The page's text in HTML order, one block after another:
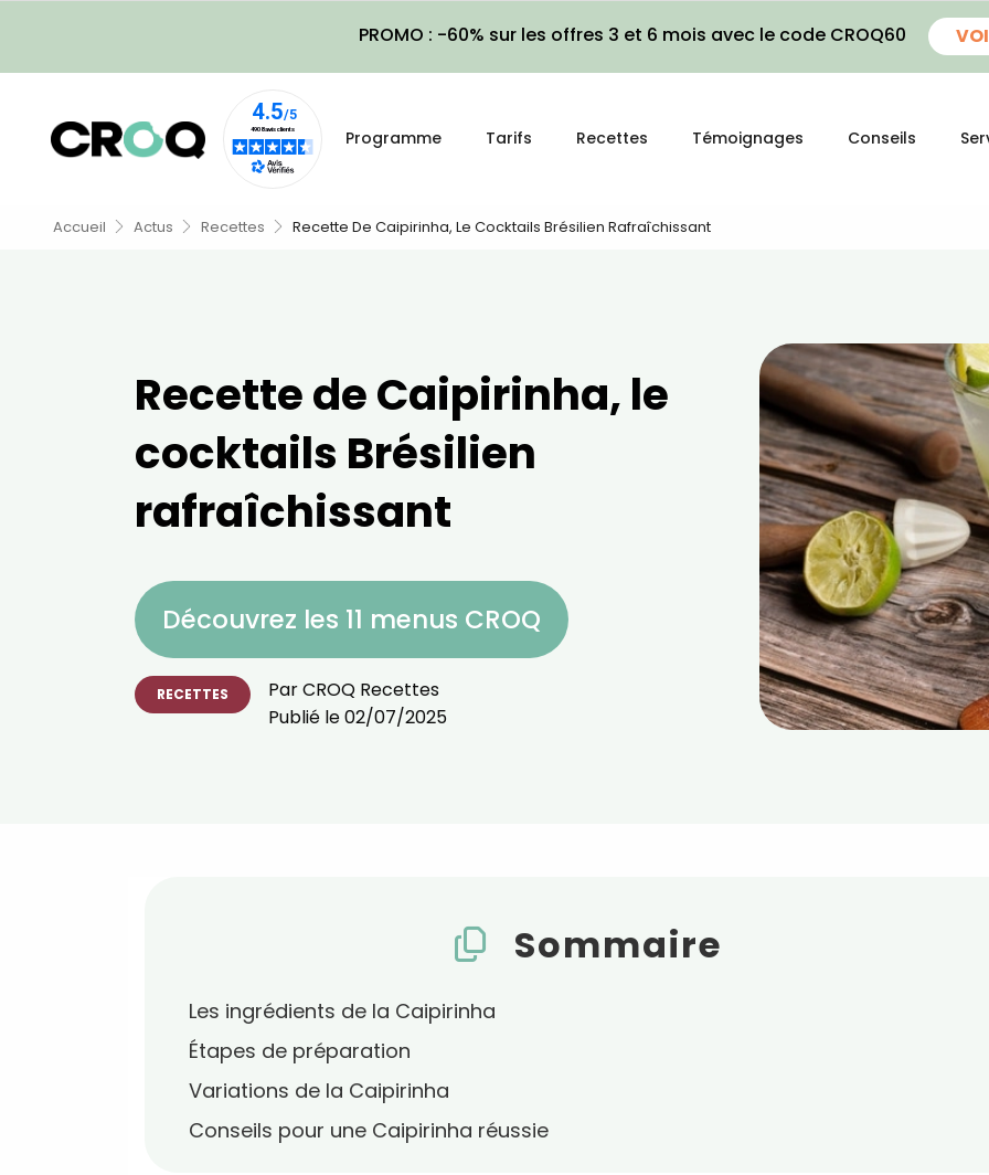
PROMO : -60% sur les offres 3 et 6 mois avec le code CROQ60
Programme Tarifs Recettes Témoignages Conseils
Accueil Actus Recettes Recette De Caipirinha, Le Cocktails Brésilien Rafraîchissant
Recette de Caipirinha, le
cocktails Brésilien
rafraîchissant
Découvrez les 11 menus CROQ
RECETTES ParCROQ Recettes
Publié le02/07/2025
Sommaire
Les ingrédients de la Caipirinha
Étapes de préparation
Variations de la Caipirinha
Conseils pour une Caipirinha réussie